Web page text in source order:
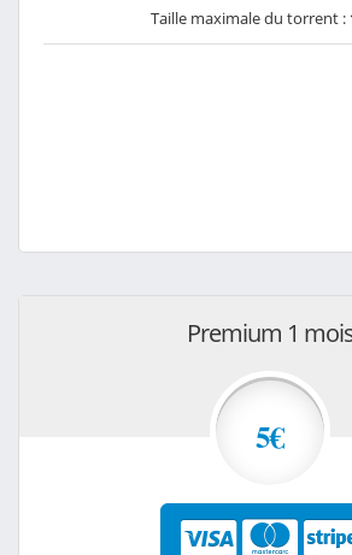
Taille maximale du torrent :
Premium 1
5€